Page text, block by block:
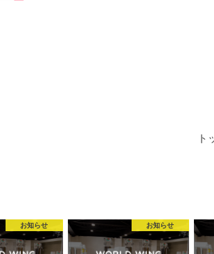
ト
お知らせ お知らせ